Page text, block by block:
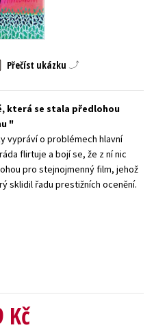
Přečíst ukázku
která se stala předlohou
vypráví o problémech hlavní
flirtuje a bojí se, že z ní nic
pro stejnojmenný film, jehož
sklidil řadu prestižních ocenění.
Kč